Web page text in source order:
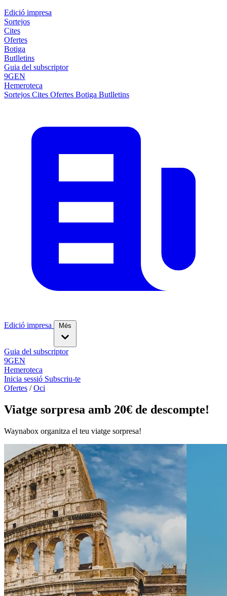
Edició impresa
Sortejos
Cites
Ofertes
Botiga
Butlletins
Guia del subscriptor
9GEN
Hemeroteca
Sortejos Cites Ofertes Botiga Butlletins
Edició impresa Més
Guia del subscriptor
9GEN
Hemeroteca
Inicia sessió Subscriu-te
Ofertes / Oci
Viatge sorpresa amb 20€ de descompte!
Waynabox organitza el teu viatge sorpresa!